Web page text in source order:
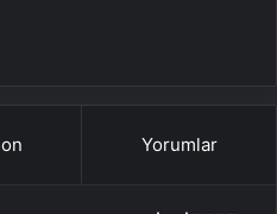
Yorumlar